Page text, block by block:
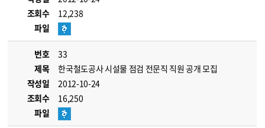
조회수
12,238
파일
번호
33
제목
한국철도공사 시설물 점검 전문직 직원 공개 모집
작성일
2012-10-24
조회수
16,250
파일